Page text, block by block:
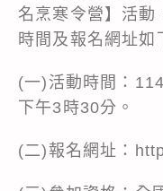
名烹寒令營】活動
時間及報名網址如
(一)活動時間：
下午3時30分。
(二)報名網址：